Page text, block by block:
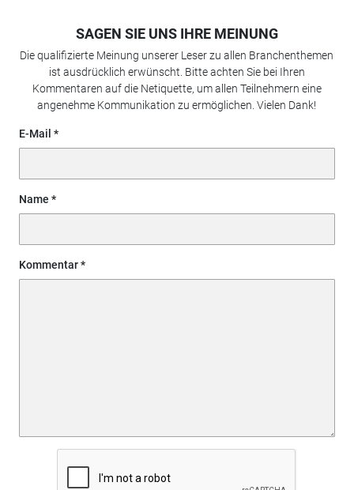
SAGEN SIE UNS IHRE MEINUNG
Die qualifizierte Meinung unserer Leser zu allen Branchenthemen
ist ausdrücklich erwünscht. Bitte achten Sie bei Ihren
Kommentaren auf die Netiquette, um allen Teilnehmern eine
angenehme Kommunikation zu ermöglichen. Vielen Dank!
E-Mail
Name
Kommentar